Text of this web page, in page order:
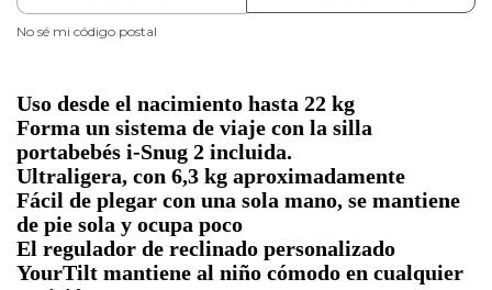
No sé mi código postal
Uso desde el nacimiento hasta 22 kg
Forma un sistema de viaje con la silla
portabebés i-Snug 2 incluida.
Ultraligera, con 6,3 kg aproximadamente
Fácil de plegar con una sola mano, se mantiene
de pie sola y ocupa poco
El regulador de reclinado personalizado
YourTilt mantiene al niño cómodo en cualquier